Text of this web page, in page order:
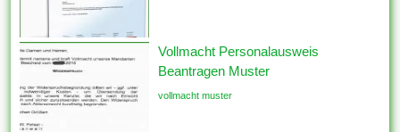
Vollmacht Personalausweis
Beantragen Muster
vollmacht muster